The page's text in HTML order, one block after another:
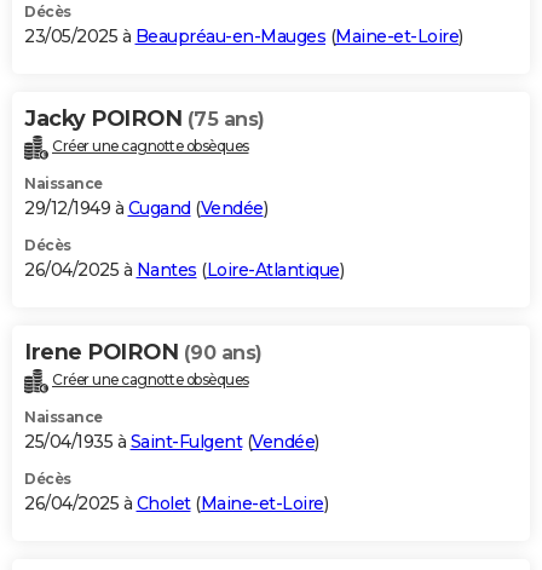
Décès
23/05/2025 à Beaupréau-en-Mauges (Maine-et-Loire)
Jacky POIRON (75 ans)
Créer une cagnotte obsèques
Naissance
29/12/1949 à Cugand (Vendée)
Décès
26/04/2025 à Nantes (Loire-Atlantique)
Irene POIRON (90 ans)
Créer une cagnotte obsèques
Naissance
25/04/1935 à Saint-Fulgent(Vendée)
Décès
26/04/2025 à Cholet(Maine-et-Loire)